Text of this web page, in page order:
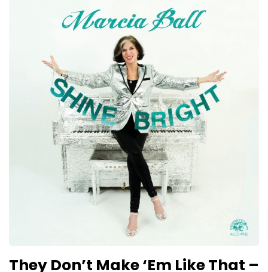
They Don’t Make ‘Em Like That –